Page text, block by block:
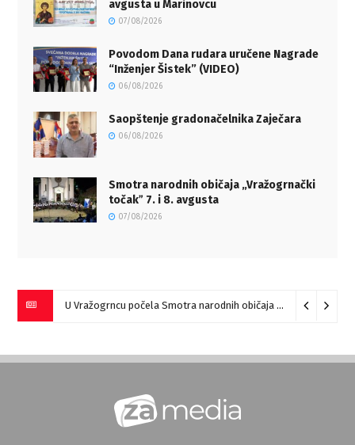
avgusta u Marinovcu
07/08/2026
Povodom Dana rudara uručene Nagrade
“Inženjer Šistek” (VIDEO)
06/08/2026
Saopštenje gradonačelnika Zaječara
06/08/2026
Smotra narodnih običaja „Vražogrnački
točakˮ 7. i 8. avgusta
07/08/2026
U Vražogrncu počela Smotra narodnih običaja „Vražogrnački točak“